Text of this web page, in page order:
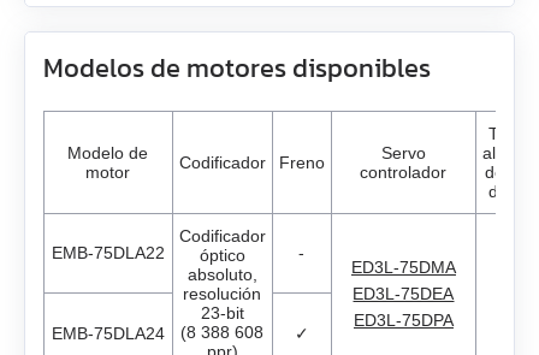
EM3G-13
EM3G-18
EM3G-44
Servo controladores AC Estun
Modelos de motores disponibles
Modelo de
motor
Codificador Freno
Servo
controlador
del
de
EMB-75DLA22
Codificador
óptico
absoluto,
resolución
23-bit
(8 388 608
-
ED3L-75DMA
ED3L-75DEA
ED3L-75DPA
EMB-75DLA24 ✓